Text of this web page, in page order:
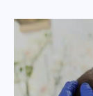
Ich habe die